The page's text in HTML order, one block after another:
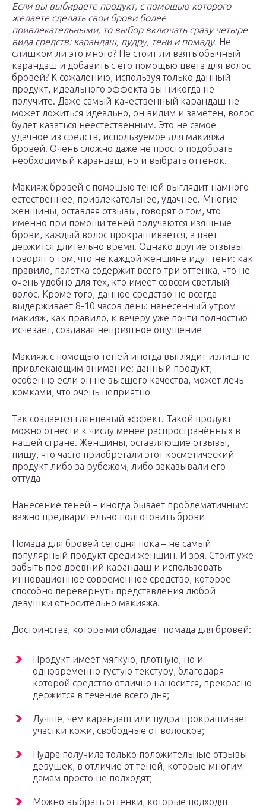
Если вы выбираете продукт, с помощью которого
желаете сделать свои брови более
привлекательными, то выбор включать сразу четыре
вида средств: карандаш, пудру, тени и помаду. Не
слишком ли это много? Не стоит ли взять обычный
карандаш и добавить с его помощью цвета для волос
бровей? К сожалению, используя только данный
продукт, идеального эффекта вы никогда не
получите. Даже самый качественный карандаш не
может ложиться идеально, он видим и заметен, волос
будет казаться неестественным. Это не самое
удачное из средств, используемое для макияжа
бровей. Очень сложно даже не просто подобрать
необходимый карандаш, но и выбрать оттенок.
Макияж бровей с помощью теней выглядит намного
естественнее, привлекательнее, удачнее. Многие
женщины, оставляя отзывы, говорят о том, что
именно при помощи теней получаются изящные
брови, каждый волос прокрашивается, а цвет
держится длительно время. Однако другие отзывы
говорят о том, что не каждой женщине идут тени: как
правило, палетка содержит всего три оттенка, что не
очень удобно для тех, кто имеет совсем светлый
волос. Кроме того, данное средство не всегда
выдерживает 8-10 часов день: нанесенный утром
макияж, как правило, к вечеру уже почти полностью
исчезает, создавая неприятное ощущение
Макияж с помощью теней иногда выглядит излишне
привлекающим внимание: данный продукт,
особенно если он не высшего качества, может лечь
комками, что очень неприятно
Так создается глянцевый эффект. Такой продукт
можно отнести к числу менее распространённых в
нашей стране. Женщины, оставляющие отзывы,
пишу, что часто приобретали этот косметический
продукт либо за рубежом, либо заказывали его
оттуда
Нанесение теней – иногда бывает проблематичным:
важно предварительно подготовить брови
Помада для бровей сегодня пока – не самый
популярный продукт среди женщин. И зря! Стоит уже
забыть про древний карандаш и использовать
инновационное современное средство, которое
способно перевернуть представления любой
девушки относительно макияжа.
Достоинства, которыми обладает помада для бровей:
Продукт имеет мягкую, плотную, но и
одновременно густую текстуру, благодаря
которой средство отлично наносится, прекрасно
держится в течение всего дня;
Лучше, чем карандаш или пудра прокрашивает
участки кожи, свободные от волосков;
Пудра получила только положительные отзывы
девушек, в отличие от теней, которые многим
дамам просто не подходят;
Можно выбрать оттенки, которые подходят